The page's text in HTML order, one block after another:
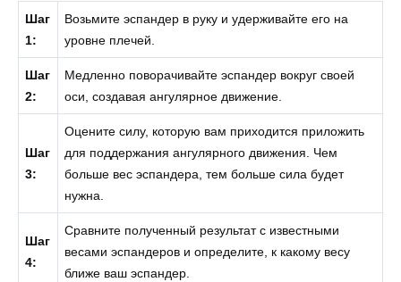
Шаг
1:
Возьмите эспандер в руку и удерживайте его на
уровне плечей.
Шаг
2:
Медленно поворачивайте эспандер вокруг своей
оси, создавая ангулярное движение.
Шаг
3:
Оцените силу, которую вам приходится приложить
для поддержания ангулярного движения. Чем
больше вес эспандера, тем больше сила будет
нужна.
Шаг
4:
Сравните полученный результат с известными
весами эспандеров и определите, к какому весу
ближе ваш эспандер.